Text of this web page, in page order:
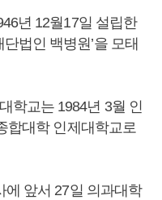
년 12월17일 설립한
법인 백병원’을 모태
학교는 1984년 3월 인
합대학 인제대학교로
에 앞서 27일 의과대학